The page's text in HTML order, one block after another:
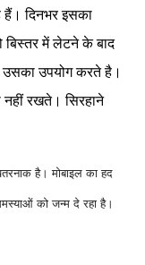
दिनभर इसका
बिस्तर में लेटने के बाद
उसका उपयोग करते है।
रखते। सिरहाने
है। मोबाइल का हद
को जन्म दे रहा है।